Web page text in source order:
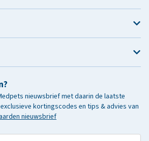
nieuwsbrief met daarin de laatste
kortingscodes en tips & advies van
nieuwsbrief